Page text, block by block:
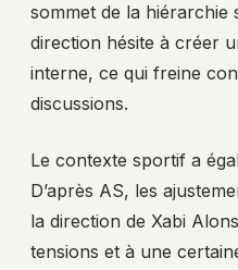
sommet de la hiérarchie
direction hésite à créer
interne, ce qui freine
discussions.
Le contexte sportif a
D’après AS, les
la direction de Xabi
tensions et à une